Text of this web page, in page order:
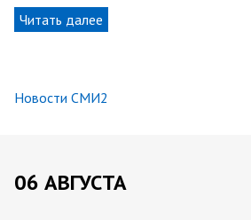
Читать далее
Новости СМИ2
06 АВГУСТА